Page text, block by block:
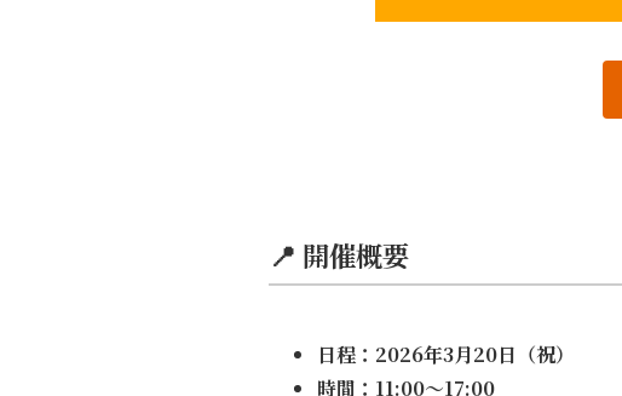
📍 開催概要
日程：2026年3月20日（祝）
時間：11:00〜17:00